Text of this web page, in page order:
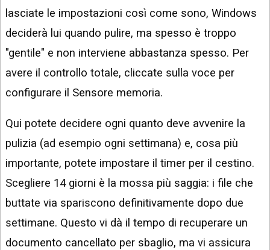
lasciate le impostazioni così come sono, Windows
deciderà lui quando pulire, ma spesso è troppo
"gentile" e non interviene abbastanza spesso. Per
avere il controllo totale, cliccate sulla voce per
configurare il Sensore memoria.
Qui potete decidere ogni quanto deve avvenire la
pulizia (ad esempio ogni settimana) e, cosa più
importante, potete impostare il timer per il cestino.
Scegliere 14 giorni è la mossa più saggia: i file che
buttate via spariscono definitivamente dopo due
settimane. Questo vi dà il tempo di recuperare un
documento cancellato per sbaglio, ma vi assicura